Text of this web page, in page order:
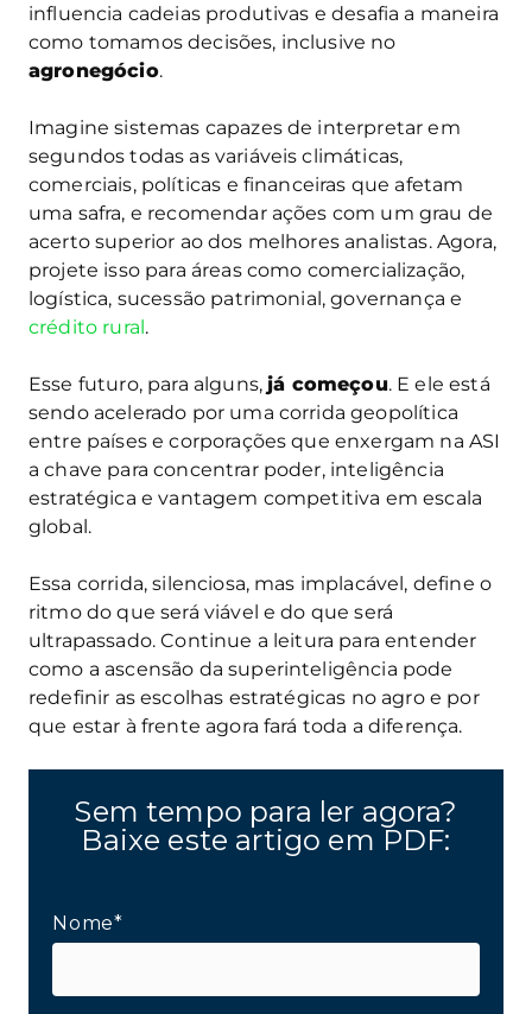
influencia cadeias produtivas e desafia a maneira
como tomamos decisões, inclusive no
agronegócio.
Imagine sistemas capazes de interpretar em
segundos todas as variáveis climáticas,
comerciais, políticas e financeiras que afetam
uma safra, e recomendar ações com um grau de
acerto superior ao dos melhores analistas. Agora,
projete isso para áreas como comercialização,
logística, sucessão patrimonial, governança e
crédito rural.
Esse futuro, para alguns,já começou. E ele está
sendo acelerado por uma corrida geopolítica
entre países e corporações que enxergam na ASI
a chave para concentrar poder, inteligência
estratégica e vantagem competitiva em escala
global.
Essa corrida, silenciosa, mas implacável, define o
ritmo do que será viável e do que será
ultrapassado. Continue a leitura para entender
como a ascensão da superinteligência pode
redefinir as escolhas estratégicas no agro e por
que estar à frente agora fará toda a diferença.
Sem tempo para ler agora?
Baixe este artigo em PDF:
Nome*